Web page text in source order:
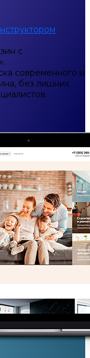
с
современного и
без лишних